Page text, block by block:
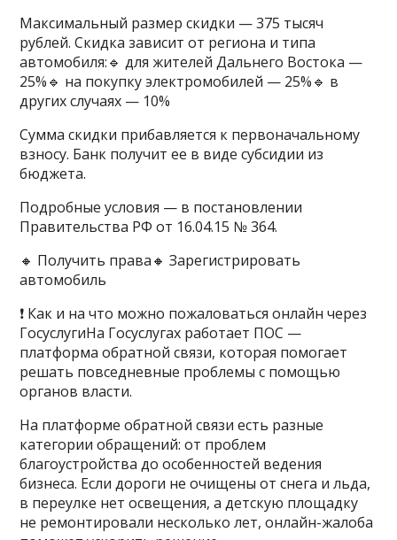
Максимальный размер скидки — 375 тысяч
рублей. Скидка зависит от региона и типа
автомобиля:🔹 для жителей Дальнего Востока —
25%🔹 на покупку электромобилей — 25%🔹 в
других случаях — 10%
Сумма скидки прибавляется к первоначальному
взносу. Банк получит ее в виде субсидии из
бюджета.
Подробные условия — в постановлении
Правительства РФ от 16.04.15 № 364.
🔸 Получить права🔸 Зарегистрировать
автомобиль
❗️ Как и на что можно пожаловаться онлайн через
ГосуслугиНа Госуслугах работает ПОС —
платформа обратной связи, которая помогает
решать повседневные проблемы с помощью
органов власти.
На платформе обратной связи есть разные
категории обращений: от проблем
благоустройства до особенностей ведения
бизнеса. Если дороги не очищены от снега и льда,
в переулке нет освещения, а детскую площадку
не ремонтировали несколько лет, онлайн-жалоба